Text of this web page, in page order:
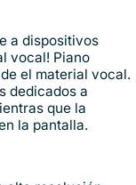
a dispositivos
vocal! Piano
el material vocal.
dedicados a
que la
la pantalla.